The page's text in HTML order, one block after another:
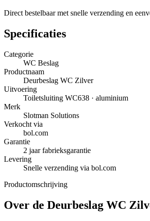
Direct bestelbaar met snelle verzending en
Specificaties
Categorie
WC Beslag
Productnaam
Deurbeslag WC Zilver
Uitvoering
Toiletsluiting WC638 · aluminium
Merk
Slotman Solutions
Verkocht via
bol.com
Garantie
2 jaar fabrieksgarantie
Levering
Snelle verzending via bol.com
Productomschrijving
Over de Deurbeslag WC